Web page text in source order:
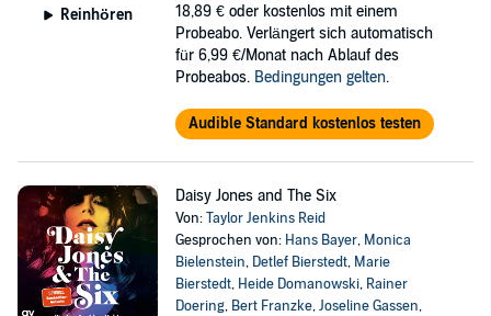
Reinhören 18,89 € oder kostenlos mit einem
Probeabo. Verlängert sich automatisch
für 6,99 €/Monat nach Ablauf des
Probeabos. Bedingungen gelten.
Audible Standard kostenlos testen
Daisy Jones and The Six
Von:Taylor Jenkins Reid
Gesprochen von: Hans Bayer, Monica
Bielenstein, Detlef Bierstedt, Marie
Bierstedt, Heide Domanowski, Rainer
Doering, Bert Franzke,Joseline Gassen,